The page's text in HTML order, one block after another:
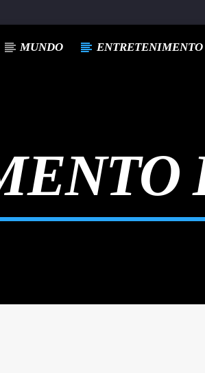
MUNDO ENTRETENIMENTO